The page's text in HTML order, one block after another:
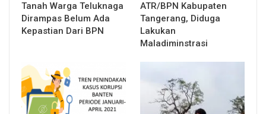
Tanah Warga Teluknaga
Dirampas Belum Ada
Kepastian Dari BPN
ATR/BPN Kabupaten
Tangerang, Diduga
Lakukan
Maladiminstrasi